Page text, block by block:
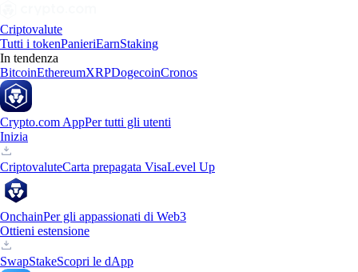
Criptovalute
Tutti i tokenPanieriEarnStaking
In tendenza
BitcoinEthereumXRPDogecoinCronos
Crypto.com AppPer tutti gli utenti
Inizia
CriptovaluteCarta prepagata VisaLevel Up
OnchainPer gli appassionati di Web3
Ottieni estensione
SwapStakeScopri le dApp